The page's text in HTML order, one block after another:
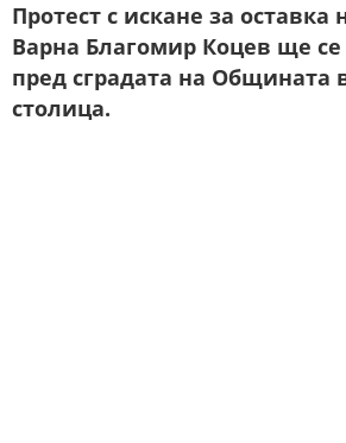
Протест с искане за оставка
Варна Благомир Коцев ще
пред сградата на Общината
столица.